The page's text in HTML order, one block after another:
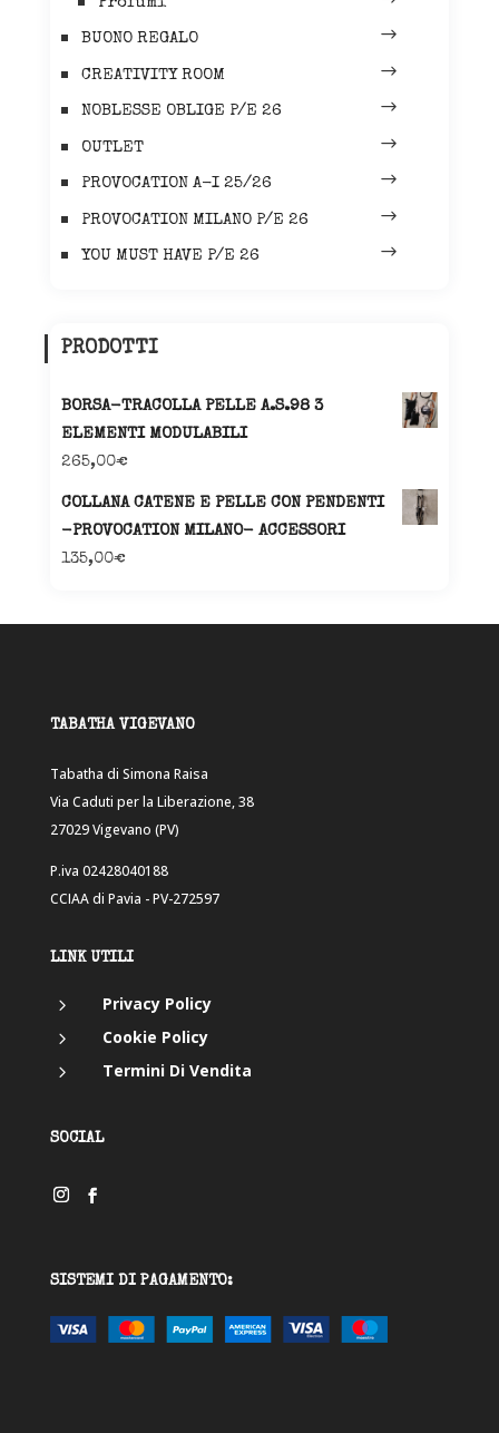
BUONO REGALO
CREATIVITY ROOM
NOBLESSE OBLIGE P/E 26
OUTLET
PROVOCATION A-I 25/26
PROVOCATION MILANO P/E 26
YOU MUST HAVE P/E 26
PRODOTTI
BORSA-TRACOLLA PELLE A.S.98 3
ELEMENTI MODULABILI
265,00€
COLLANA CATENE E PELLE CON PENDENTI
-PROVOCATION MILANO- ACCESSORI
135,00€
TABATHA VIGEVANO
Tabatha di Simona Raisa
Via Caduti per la Liberazione, 38
27029 Vigevano (PV)
P.iva 02428040188
CCIAA di Pavia - PV-272597
LINK UTILI
5 Privacy Policy
5 Cookie Policy
5 Termini Di Vendita
SOCIAL
SISTEMI DI PAGAMENTO: